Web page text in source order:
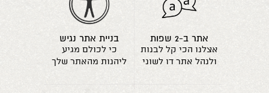
אתר ב-2 שפות
אצלנו הכי קל לבנות
ולנהל אתר דו לשוני
בניית אתר נגיש
כי לכולם מגיע
ליהנות מהאתר שלך